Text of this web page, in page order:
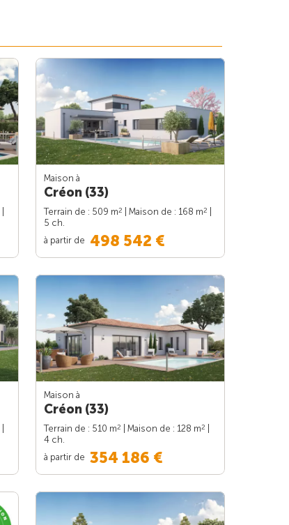
Maison à
Créon (33)
Terrain de : 509 m2 | Maison de : 168 m2
5 ch.
à partir de 498 542 €
Maison à
Créon (33)
Terrain de : 510 m2 | Maison de : 128 m2
4 ch.
à partir de 354 186 €